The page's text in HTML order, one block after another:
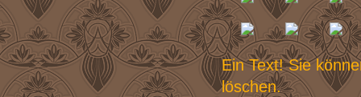
Ein Text! Sie
löschen.